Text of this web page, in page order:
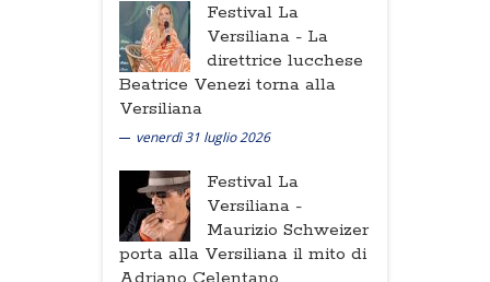
Festival La
Versiliana - La
direttrice lucchese
Beatrice Venezi torna alla
Versiliana
venerdì 31 luglio 2026
Festival La
Versiliana -
Maurizio Schweizer
porta alla Versiliana il mito di